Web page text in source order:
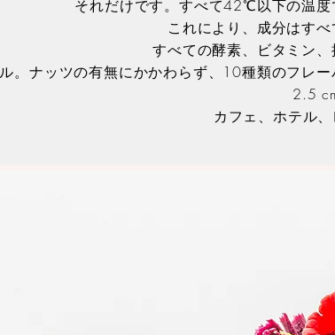
それだけです。すべて42℃以下の温度
これにより、成分はす
すべての酵素、ビタミン、
。ナッツの有無にかかわらず、10種類のフレ
2.5
カフェ、ホテル